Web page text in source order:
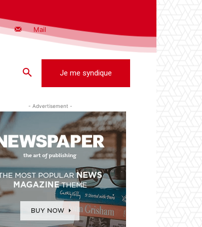
Mail
Je me syndique
- Advertisement -